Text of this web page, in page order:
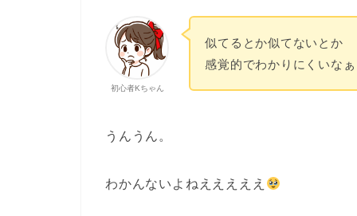
初心者Kちゃん
似てるとか似てないとか
感覚的でわかりにくいな
うんうん。
わかんないよねえええええ